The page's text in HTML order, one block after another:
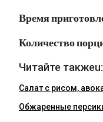
Время
Количество
Читайте такжеu:
Салат с рисом,
Обжаренные